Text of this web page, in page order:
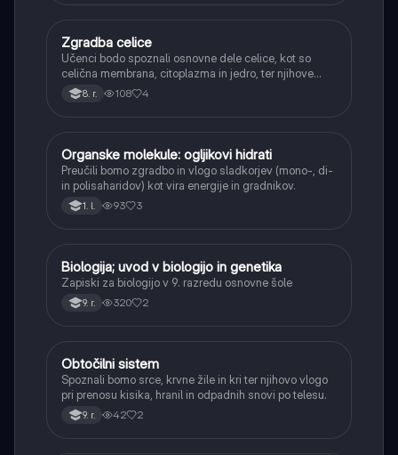
Biologija
Zgradba celice
Učenci bodo spoznali osnovne dele celice, kot so
celična membrana, citoplazma in jedro, ter njihove
vloge.8. r. 108 4
Biologija
Organske molekule: ogljikovi hidrati
Preučili bomo zgradbo in vlogo sladkorjev (mono-, di-
in polisaharidov) kot vira energije in gradnikov.
1. l. 93 3
Biologija
Biologija; uvod v biologijo in genetika
Zapiski za biologijo v 9. razredu osnovne šole
9. r. 320 2
Biologija
Obtočilni sistem
Spoznali bomo srce, krvne žile in kri ter njihovo vlogo
pri prenosu kisika, hranil in odpadnih snovi po telesu.
9. r. 42 2